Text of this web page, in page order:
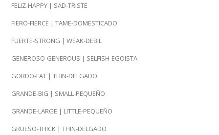
FELIZ-HAPPY | SAD-TRISTE
FIERO-FIERCE | TAME-DOMESTICADO
FUERTE-STRONG | WEAK-DEBIL
GENEROSO-GENEROUS | SELFISH-EGOISTA
GORDO-FAT | THIN-DELGADO
GRANDE-BIG | SMALL-PEQUEÑO
GRANDE-LARGE | LITTLE-PEQUEÑO
GRUESO-THICK | THIN-DELGADO